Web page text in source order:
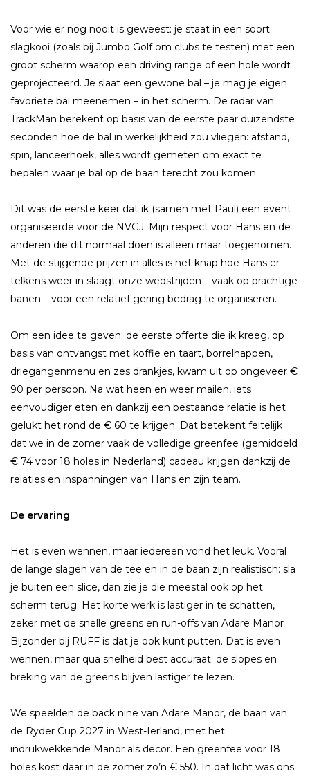
Voor wie er nog nooit is geweest: je staat in een soort
slagkooi (zoals bij Jumbo Golf om clubs te testen) met een
groot scherm waarop een driving range of een hole wordt
geprojecteerd. Je slaat een gewone bal – je mag je eigen
favoriete bal meenemen – in het scherm. De radar van
TrackMan berekent op basis van de eerste paar duizendste
seconden hoe de bal in werkelijkheid zou vliegen: afstand,
spin, lanceerhoek, alles wordt gemeten om exact te
bepalen waar je bal op de baan terecht zou komen.
Dit was de eerste keer dat ik (samen met Paul) een event
organiseerde voor de NVGJ. Mijn respect voor Hans en de
anderen die dit normaal doen is alleen maar toegenomen.
Met de stijgende prijzen in alles is het knap hoe Hans er
telkens weer in slaagt onze wedstrijden – vaak op prachtige
banen – voor een relatief gering bedrag te organiseren.
Om een idee te geven: de eerste offerte die ik kreeg, op
basis van ontvangst met koffie en taart, borrelhappen,
driegangenmenu en zes drankjes, kwam uit op ongeveer €
90 per persoon. Na wat heen en weer mailen, iets
eenvoudiger eten en dankzij een bestaande relatie is het
gelukt het rond de € 60 te krijgen. Dat betekent feitelijk
dat we in de zomer vaak de volledige greenfee (gemiddeld
€ 74 voor 18 holes in Nederland) cadeau krijgen dankzij de
relaties en inspanningen van Hans en zijn team.
De ervaring
Het is even wennen, maar iedereen vond het leuk. Vooral
de lange slagen van de tee en in de baan zijn realistisch: sla
je buiten een slice, dan zie je die meestal ook op het
scherm terug. Het korte werk is lastiger in te schatten,
zeker met de snelle greens en run-offs van Adare Manor
Bijzonder bij RUFF is dat je ook kunt putten. Dat is even
wennen, maar qua snelheid best accuraat; de slopes en
breking van de greens blijven lastiger te lezen.
We speelden de back nine van Adare Manor, de baan van
de Ryder Cup 2027 in West-Ierland, met het
indrukwekkende Manor als decor. Een greenfee voor 18
holes kost daar in de zomer zo’n € 550. In dat licht was ons